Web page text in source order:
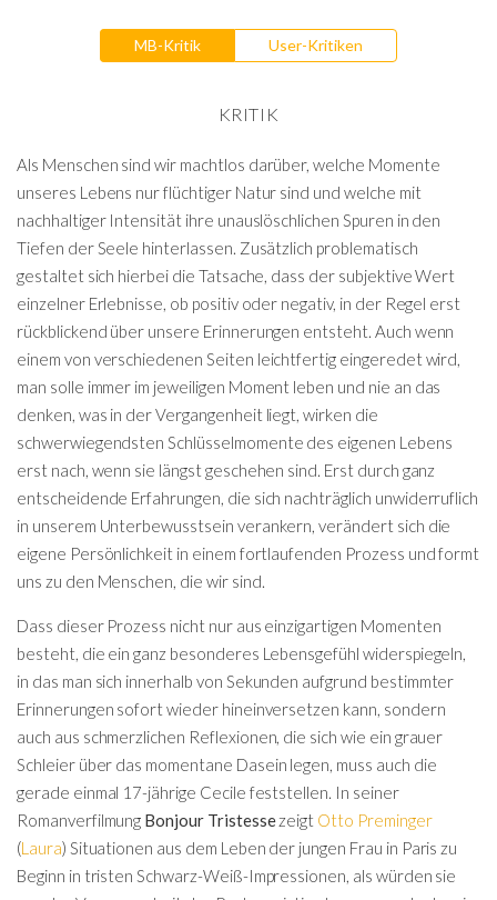
MB-Kritik User-Kritiken
KRITIK
Als Menschen sind wir machtlos darüber, welche Momente
unseres Lebens nur flüchtiger Natur sind und welche mit
nachhaltiger Intensität ihre unauslöschlichen Spuren in den
Tiefen der Seele hinterlassen. Zusätzlich problematisch
gestaltet sich hierbei die Tatsache, dass der subjektive Wert
einzelner Erlebnisse, ob positiv oder negativ, in der Regel erst
rückblickend über unsere Erinnerungen entsteht. Auch wenn
einem von verschiedenen Seiten leichtfertig eingeredet wird,
man solle immer im jeweiligen Moment leben und nie an das
denken, was in der Vergangenheit liegt, wirken die
schwerwiegendsten Schlüsselmomente des eigenen Lebens
erst nach, wenn sie längst geschehen sind. Erst durch ganz
entscheidende Erfahrungen, die sich nachträglich unwiderruflich
in unserem Unterbewusstsein verankern, verändert sich die
eigene Persönlichkeit in einem fortlaufenden Prozess und formt
uns zu den Menschen, die wir sind.
Dass dieser Prozess nicht nur aus einzigartigen Momenten
besteht, die ein ganz besonderes Lebensgefühl widerspiegeln,
in das man sich innerhalb von Sekunden aufgrund bestimmter
Erinnerungen sofort wieder hineinversetzen kann, sondern
auch aus schmerzlichen Reflexionen, die sich wie ein grauer
Schleier über das momentane Dasein legen, muss auch die
gerade einmal 17-jährige Cecile feststellen. In seiner
Romanverfilmung Bonjour Tristessezeigt Otto Preminger
(Laura) Situationen aus dem Leben der jungen Frau in Paris zu
Beginn in tristen Schwarz-Weiß-Impressionen, als würden sie